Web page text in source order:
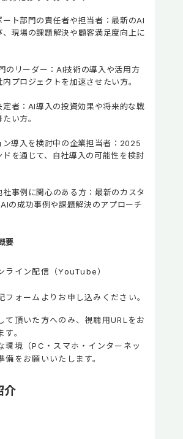
ート部門の責任者や担当者：最新のAI
、現場の課題解決や顧客満足度向上に
のリーダー：AI技術の導入や活用方
プロジェクトを加速させたい方。
定者：AI導入の投資効果や将来的な戦
い方。
ン導入を検討中の企業担当者：2025
を通じて、自社導入の可能性を検討
社事例に関心のある方：最新のカスタ
の成功事例や課題解決のアプローチ
要
ライン配信（YouTube）
フォームよりお申し込みください。
て頂いた方へのみ、視聴用URLをお
。
環境（PC・スマホ・インターネッ
備をお願いいたします。
介